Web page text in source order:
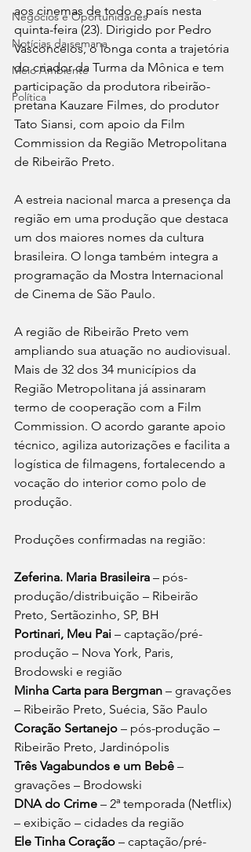
Negócios e Oportunidades
Notícias da semana
Meio Ambiente
Política
aos cinemas de todo o país nesta
quinta-feira (23). Dirigido por Pedro
Vasconcelos, o longa conta a trajetória
do criador da Turma da Mônica e tem
participação da produtora ribeirão-
pretana Kauzare Filmes, do produtor
Tato Siansi, com apoio da Film
Commission da Região Metropolitana
de Ribeirão Preto.
A estreia nacional marca a presença da
região em uma produção que destaca
um dos maiores nomes da cultura
brasileira. O longa também integra a
programação da Mostra Internacional
de Cinema de São Paulo.
A região de Ribeirão Preto vem
ampliando sua atuação no audiovisual.
Mais de 32 dos 34 municípios da
Região Metropolitana já assinaram
termo de cooperação com a Film
Commission. O acordo garante apoio
técnico, agiliza autorizações e facilita a
logística de filmagens, fortalecendo a
vocação do interior como polo de
produção.
Produções confirmadas na região:
Zeferina. Maria Brasileira – pós-
produção/distribuição – Ribeirão
Preto, Sertãozinho, SP, BH
Portinari, Meu Pai – captação/pré-
produção – Nova York, Paris,
Brodowski e região
Minha Carta para Bergman – gravações
– Ribeirão Preto, Suécia, São Paulo
Coração Sertanejo – pós-produção –
Ribeirão Preto, Jardinópolis
Três Vagabundos e um Bebê –
gravações – Brodowski
DNA do Crime – 2ª temporada (Netflix)
– exibição – cidades da região
Ele Tinha Coração – captação/pré-